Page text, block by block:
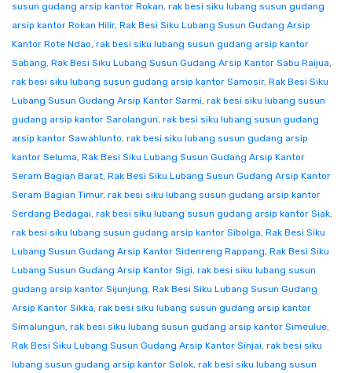
susun gudang arsip kantor Rokan, rak besi siku lubang susun gudang
arsip kantor Rokan Hilir, Rak Besi Siku Lubang Susun Gudang Arsip
Kantor Rote Ndao, rak besi siku lubang susun gudang arsip kantor
Sabang, Rak Besi Siku Lubang Susun Gudang Arsip Kantor Sabu Raijua,
rak besi siku lubang susun gudang arsip kantor Samosir, Rak Besi Siku
Lubang Susun Gudang Arsip Kantor Sarmi, rak besi siku lubang susun
gudang arsip kantor Sarolangun, rak besi siku lubang susun gudang
arsip kantor Sawahlunto, rak besi siku lubang susun gudang arsip
kantor Seluma, Rak Besi Siku Lubang Susun Gudang Arsip Kantor
Seram Bagian Barat, Rak Besi Siku Lubang Susun Gudang Arsip Kantor
Seram Bagian Timur, rak besi siku lubang susun gudang arsip kantor
Serdang Bedagai, rak besi siku lubang susun gudang arsip kantor Siak,
rak besi siku lubang susun gudang arsip kantor Sibolga, Rak Besi Siku
Lubang Susun Gudang Arsip Kantor Sidenreng Rappang, Rak Besi Siku
Lubang Susun Gudang Arsip Kantor Sigi, rak besi siku lubang susun
gudang arsip kantor Sijunjung, Rak Besi Siku Lubang Susun Gudang
Arsip Kantor Sikka, rak besi siku lubang susun gudang arsip kantor
Simalungun, rak besi siku lubang susun gudang arsip kantor Simeulue,
Rak Besi Siku Lubang Susun Gudang Arsip Kantor Sinjai, rak besi siku
lubang susun gudang arsip kantor Solok, rak besi siku lubang susun